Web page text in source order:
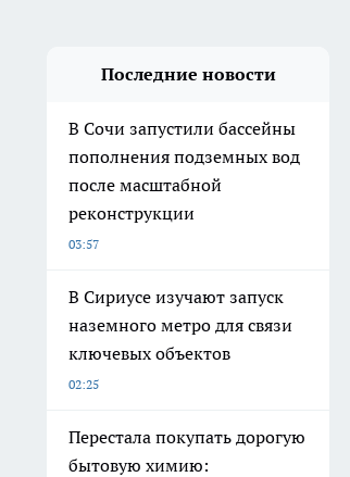
Последние новости
В Сочи запустили бассейны
пополнения подземных вод
после масштабной
реконструкции
03:57
В Сириусе изучают запуск
наземного метро для связи
ключевых объектов
02:25
Перестала покупать дорогую
бытовую химию: